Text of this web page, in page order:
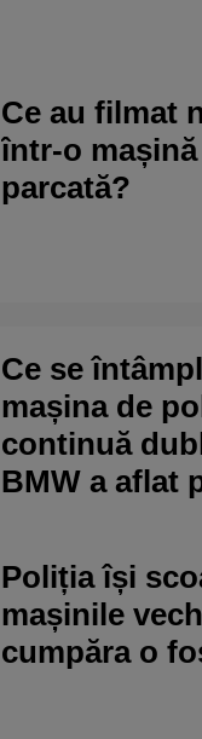
Ce au filmat
într-o
parcată?
Ce se
mașina de
continuă
BMW a aflat
Poliția își
mașinile
cumpăra o